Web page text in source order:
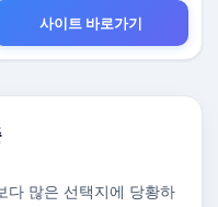
사이트 바로가기
다 많은 선택지에 당황하